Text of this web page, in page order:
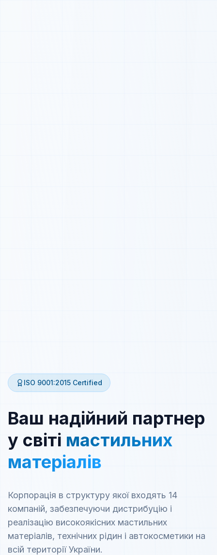
ISO 9001:2015 Certified
Ваш надійний партнер
у світі мастильних
матеріалів
Корпорація в структуру якої входять 14
компаній, забезпечуючи дистрибуцію і
реалізацію високоякісних мастильних
матеріалів, технічних рідин і автокосметики на
всій території України.